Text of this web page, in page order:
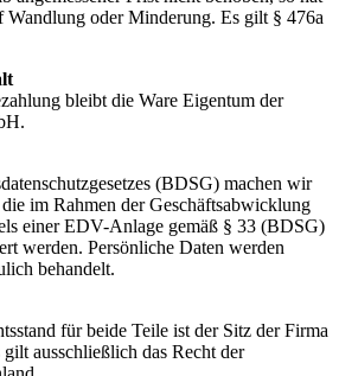
Wandlung oder Minderung. Es gilt § 476a
bleibt die Ware Eigentum der
(BDSG) machen wir
im Rahmen der Geschäftsabwicklung
einer EDV-Anlage gemäß § 33 (BDSG)
werden. Persönliche Daten werden
behandelt.
für beide Teile ist der Sitz der Firma
ausschließlich das Recht der